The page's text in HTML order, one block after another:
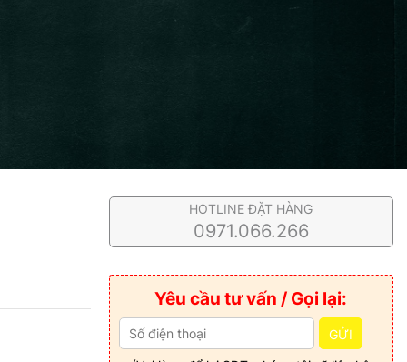
HOTLINE ĐẶT HÀNG
0971.066.266
Yêu cầu tư vấn / Gọi lại:
GỬI